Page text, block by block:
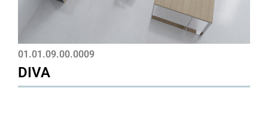
01.01.09.00.0009
DIVA